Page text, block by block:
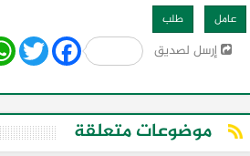
عامل طلب
إرسل لصديق WhatsApp
Twitter Facebook
موضوعات متعلقة